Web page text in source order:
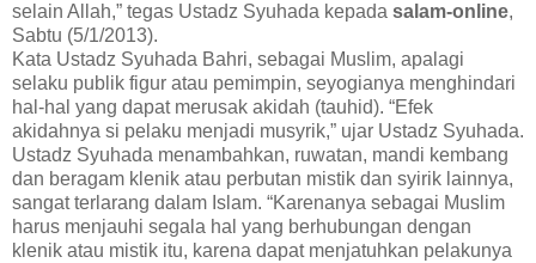
selain Allah,” tegas Ustadz Syuhada kepada salam-online,
Sabtu (5/1/2013).
Kata Ustadz Syuhada Bahri, sebagai Muslim, apalagi
selaku publik figur atau pemimpin, seyogianya menghindari
hal-hal yang dapat merusak akidah (tauhid). “Efek
akidahnya si pelaku menjadi musyrik,” ujar Ustadz Syuhada.
Ustadz Syuhada menambahkan, ruwatan, mandi kembang
dan beragam klenik atau perbutan mistik dan syirik lainnya,
sangat terlarang dalam Islam. “Karenanya sebagai Muslim
harus menjauhi segala hal yang berhubungan dengan
klenik atau mistik itu, karena dapat menjatuhkan pelakunya